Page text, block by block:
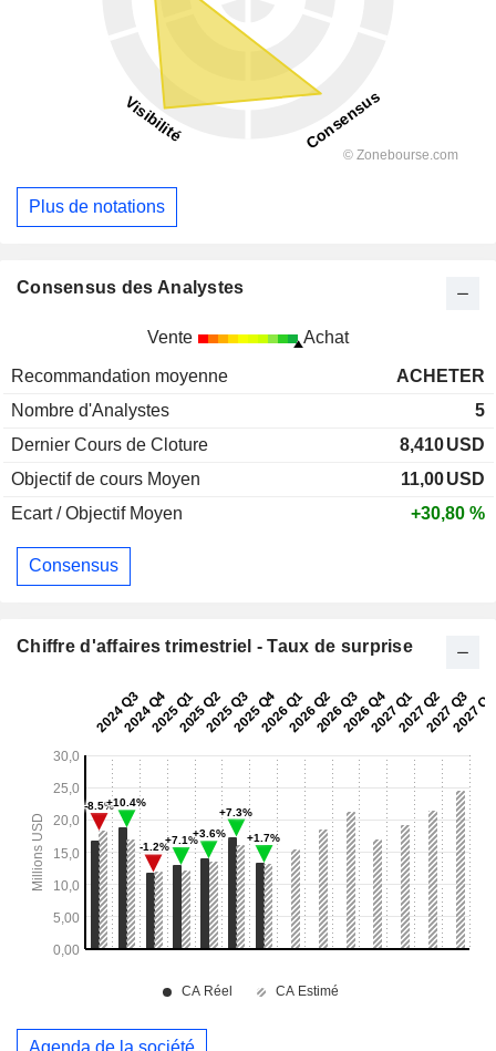
Plus de notations
Consensus des Analystes
Vente Achat
Recommandation moyenne
ACHETER
Nombre d'Analystes
5
Dernier Cours de Cloture
8,410USD
Objectif de cours Moyen
11,00USD
Ecart / Objectif Moyen
+30,80 %
Consensus
Chiffre d'affaires trimestriel - Taux de surprise